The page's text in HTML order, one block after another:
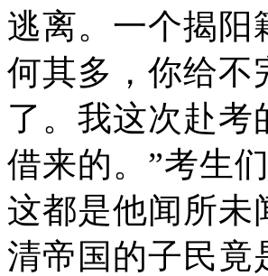
逃离。一个揭阳
何其多，你给不
了。我这次赴
借来的。”考生
这都是他闻所未
清帝国的子民竟